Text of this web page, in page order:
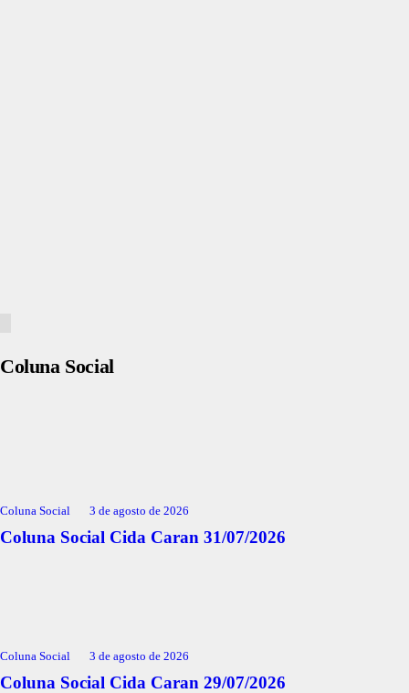
Coluna Social
Coluna Social 3 de agosto de 2026
Coluna Social Cida Caran 31/07/2026
Coluna Social 3 de agosto de 2026
Coluna Social Cida Caran 29/07/2026